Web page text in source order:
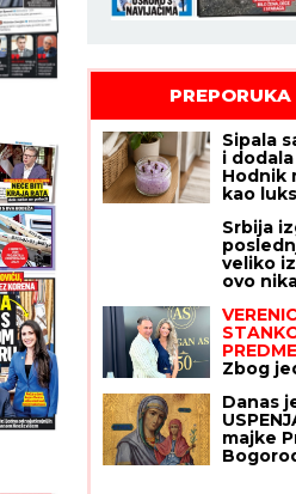
Sipala
i
Hodnik
kao
Srbija
veliko
ovo
Zbog
dva
Danas
majke